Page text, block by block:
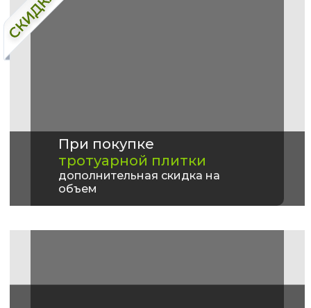
При покупке
тротуарной плитки
дополнительная скидка на
объем